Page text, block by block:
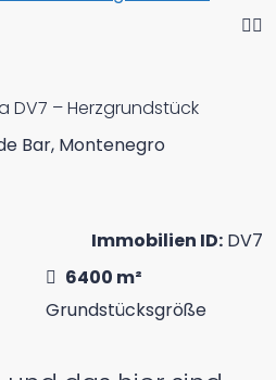
DV7 – Herzgrundstück
Bar, Montenegro
Immobilien ID: DV7
6400 m²
Grundstücksgröße